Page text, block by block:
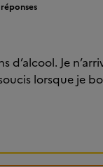
Je
lorsque je